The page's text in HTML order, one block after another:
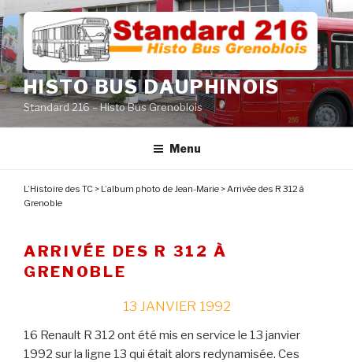
Aller
au
contenu
principal
HISTO BUS DAUPHINOIS
Standard 216 – Histo Bus Grenoblois
Menu
L’Histoire des TC> L’album photo de Jean-Marie>Arrivée des R 312 à
Grenoble
ARRIVÉE DES R 312 À
GRENOBLE
13 JANVIER 1992
16 Renault R 312 ont été mis en service le 13 janvier
1992 sur la ligne 13 qui était alors redynamisée. Ces